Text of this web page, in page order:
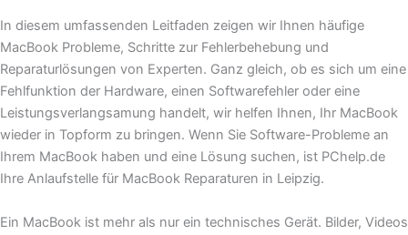
In diesem umfassenden Leitfaden zeigen wir Ihnen häufige
MacBook Probleme, Schritte zur Fehlerbehebung und
Reparaturlösungen von Experten. Ganz gleich, ob es sich um eine
Fehlfunktion der Hardware, einen Softwarefehler oder eine
Leistungsverlangsamung handelt, wir helfen Ihnen, Ihr MacBook
wieder in Topform zu bringen. Wenn Sie Software-Probleme an
Ihrem MacBook haben und eine Lösung suchen, ist PChelp.de
Ihre Anlaufstelle für MacBook Reparaturen in Leipzig.
Ein MacBook ist mehr als nur ein technisches Gerät. Bilder, Videos